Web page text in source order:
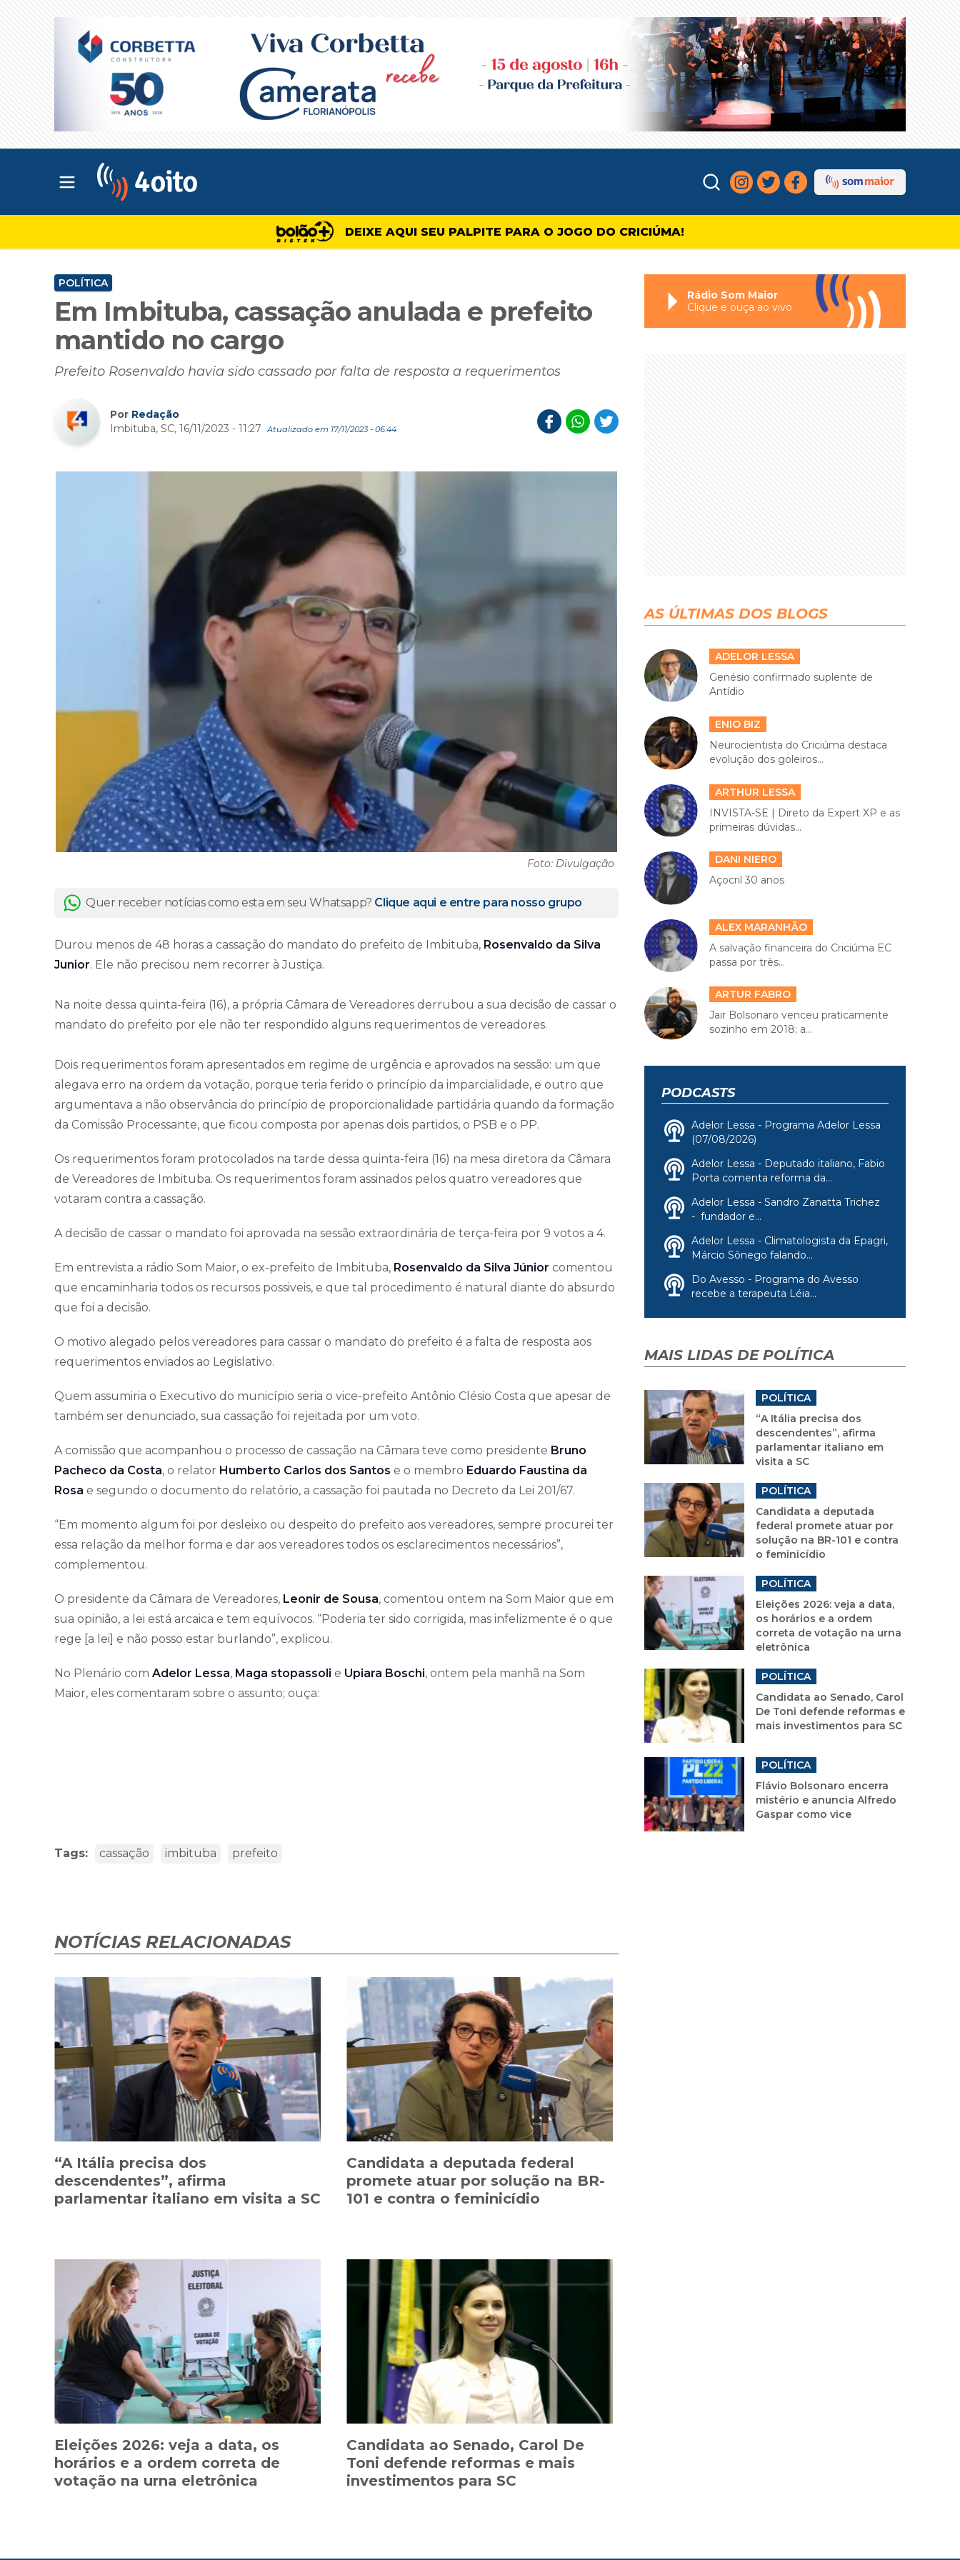
Abrir menu principal
DEIXE AQUI SEU PALPITE PARA O JOGO DO CRICIÚMA!
POLÍTICA
Em Imbituba, cassação anulada e prefeito
mantido no cargo
Prefeito Rosenvaldo havia sido cassado por falta de resposta a requerimentos
Por Redação
Imbituba, SC, 16/11/2023 - 11:27
Atualizado em 17/11/2023 - 06:44
Foto: Divulgação
Quer receber notícias como esta em seu Whatsapp? Clique aqui e entre para nosso grupo
Durou menos de 48 horas a cassação do mandato do prefeito de Imbituba, Rosenvaldo da Silva
Junior. Ele não precisou nem recorrer à Justiça.
Na noite dessa quinta-feira (16), a própria Câmara de Vereadores derrubou a sua decisão de cassar o
mandato do prefeito por ele não ter respondido alguns requerimentos de vereadores.
Dois requerimentos foram apresentados em regime de urgência e aprovados na sessão: um que
alegava erro na ordem da votação, porque teria ferido o princípio da imparcialidade, e outro que
argumentava a não observância do princípio de proporcionalidade partidária quando da formação
da Comissão Processante, que ficou composta por apenas dois partidos, o PSB e o PP.
Os requerimentos foram protocolados na tarde dessa quinta-feira (16) na mesa diretora da Câmara
de Vereadores de Imbituba. Os requerimentos foram assinados pelos quatro vereadores que
votaram contra a cassação.
A decisão de cassar o mandato foi aprovada na sessão extraordinária de terça-feira por 9 votos a 4.
Em entrevista a rádio Som Maior, o ex-prefeito de Imbituba, Rosenvaldo da Silva Júnior comentou
que encaminharia todos os recursos possiveis, e que tal procedimento é natural diante do absurdo
que foi a decisão.
O motivo alegado pelos vereadores para cassar o mandato do prefeito é a falta de resposta aos
requerimentos enviados ao Legislativo.
Quem assumiria o Executivo do município seria o vice-prefeito Antônio Clésio Costa que apesar de
também ser denunciado, sua cassação foi rejeitada por um voto.
A comissão que acompanhou o processo de cassação na Câmara teve como presidente Bruno
Pacheco da Costa, o relator Humberto Carlos dos Santos e o membro Eduardo Faustina da
Rosa e segundo o documento do relatório, a cassação foi pautada no Decreto da Lei 201/67.
“Em momento algum foi por desleixo ou despeito do prefeito aos vereadores, sempre procurei ter
essa relação da melhor forma e dar aos vereadores todos os esclarecimentos necessários”,
complementou.
O presidente da Câmara de Vereadores, Leonir de Sousa, comentou ontem na Som Maior que em
sua opinião, a lei está arcaica e tem equívocos. “Poderia ter sido corrigida, mas infelizmente é o que
rege [a lei] e não posso estar burlando”, explicou.
No Plenário com Adelor Lessa, Maga stopassoli e Upiara Boschi, ontem pela manhã na Som
Maior, eles comentaram sobre o assunto; ouça:
Tags: cassação imbituba prefeito
NOTÍCIAS RELACIONADAS
“A Itália precisa dos
descendentes”, afirma
parlamentar italiano em visita a SC
Candidata a deputada federal
promete atuar por solução na BR-
101 e contra o feminicídio
Eleições 2026: veja a data, os
horários e a ordem correta de
votação na urna eletrônica
Candidata ao Senado, Carol De
Toni defende reformas e mais
investimentos para SC
Rádio Som Maior
Clique e ouça ao vivo
AS ÚLTIMAS DOS BLOGS
ADELOR LESSA
Genésio confirmado suplente de
Antídio
ENIO BIZ
Neurocientista do Criciúma destaca
evolução dos goleiros...
ARTHUR LESSA
INVISTA-SE | Direto da Expert XP e as
primeiras dúvidas...
DANI NIERO
Açocril 30 anos
ALEX MARANHÃO
A salvação financeira do Criciúma EC
passa por três...
ARTUR FABRO
Jair Bolsonaro venceu praticamente
sozinho em 2018; a...
PODCASTS
Adelor Lessa - Programa Adelor Lessa
(07/08/2026)
Adelor Lessa - Deputado italiano, Fabio
Porta comenta reforma da...
Adelor Lessa - Sandro Zanatta Trichez
- fundador e...
Adelor Lessa - Climatologista da Epagri,
Márcio Sônego falando...
Do Avesso - Programa do Avesso
recebe a terapeuta Léia...
MAIS LIDAS DE POLÍTICA
POLÍTICA
“A Itália precisa dos
descendentes”, afirma
parlamentar italiano em
visita a SC
POLÍTICA
Candidata a deputada
federal promete atuar por
solução na BR-101 e contra
o feminicídio
POLÍTICA
Eleições 2026: veja a data,
os horários e a ordem
correta de votação na urna
eletrônica
POLÍTICA
Candidata ao Senado, Carol
De Toni defende reformas e
mais investimentos para SC
POLÍTICA
Flávio Bolsonaro encerra
mistério e anuncia Alfredo
Gaspar como vice